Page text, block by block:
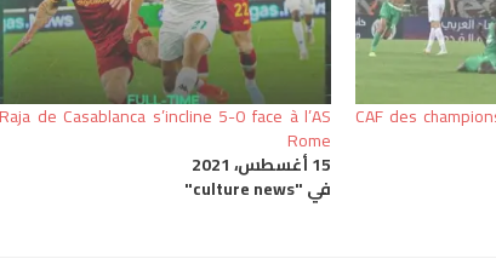
CAF des
Raja de Casablanca s’incline 5-0 face à l’AS
Rome
15 أغسطس، 2021
في "culture news"